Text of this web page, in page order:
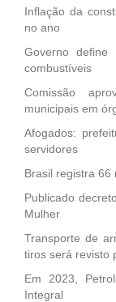
Inflação da
no ano
Governo
combustíveis
Comissão
municipais em
Afogados:
servidores
Brasil registra 66
Publicado
Mulher
Transporte de
tiros será revisto
Em 2023,
Integral